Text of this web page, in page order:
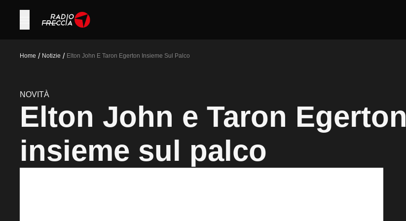
Home / Notizie / Elton John E Taron Egerton Insieme Sul Palco
NOVITÀ
Elton John e Taron Egerton
insieme sul palco